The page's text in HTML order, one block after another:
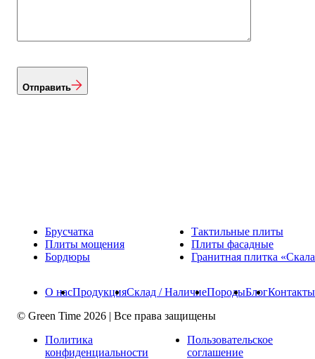
Отправить
Брусчатка
Плиты мощения
Бордюры
Тактильные плиты
Плиты фасадные
Гранитная плитка
О насПродукцияСклад / НаличиеПородыБлогКонтакты
© Green Time 2026 | Все права защищены
Политика
конфиденциальности
Пользовательское
соглашение